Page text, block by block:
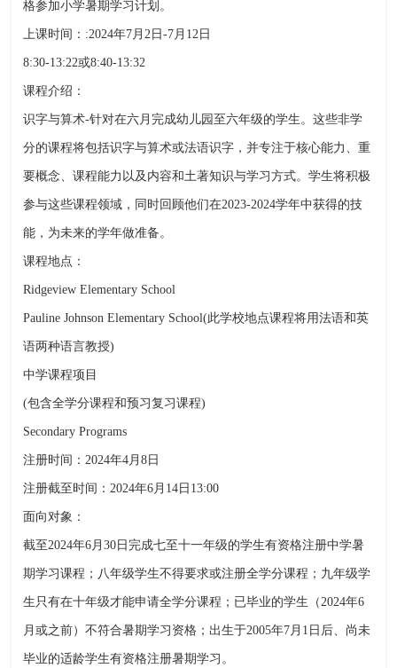
格参加小学暑期学习计划。
上课时间：:2024年7月2日-7月12日
8:30-13:22或8:40-13:32
课程介绍：
识字与算术-针对在六月完成幼儿园至六年级的学生。这些非学
分的课程将包括识字与算术或法语识字，并专注于核心能力、重
要概念、课程能力以及内容和土著知识与学习方式。学生将积极
参与这些课程领域，同时回顾他们在2023-2024学年中获得的技
能，为未来的学年做准备。
课程地点：
Ridgeview Elementary School
Pauline Johnson Elementary School(此学校地点课程将用法语和英
语两种语言教授)
中学课程项目
(包含全学分课程和预习复习课程)
Secondary Programs
注册时间：2024年4月8日
注册截至时间：2024年6月14日13:00
面向对象：
截至2024年6月30日完成七至十一年级的学生有资格注册中学暑
期学习课程；八年级学生不得要求或注册全学分课程；九年级学
生只有在十年级才能申请全学分课程；已毕业的学生（2024年6
月或之前）不符合暑期学习资格；出生于2005年7月1日后、尚未
毕业的适龄学生有资格注册暑期学习。